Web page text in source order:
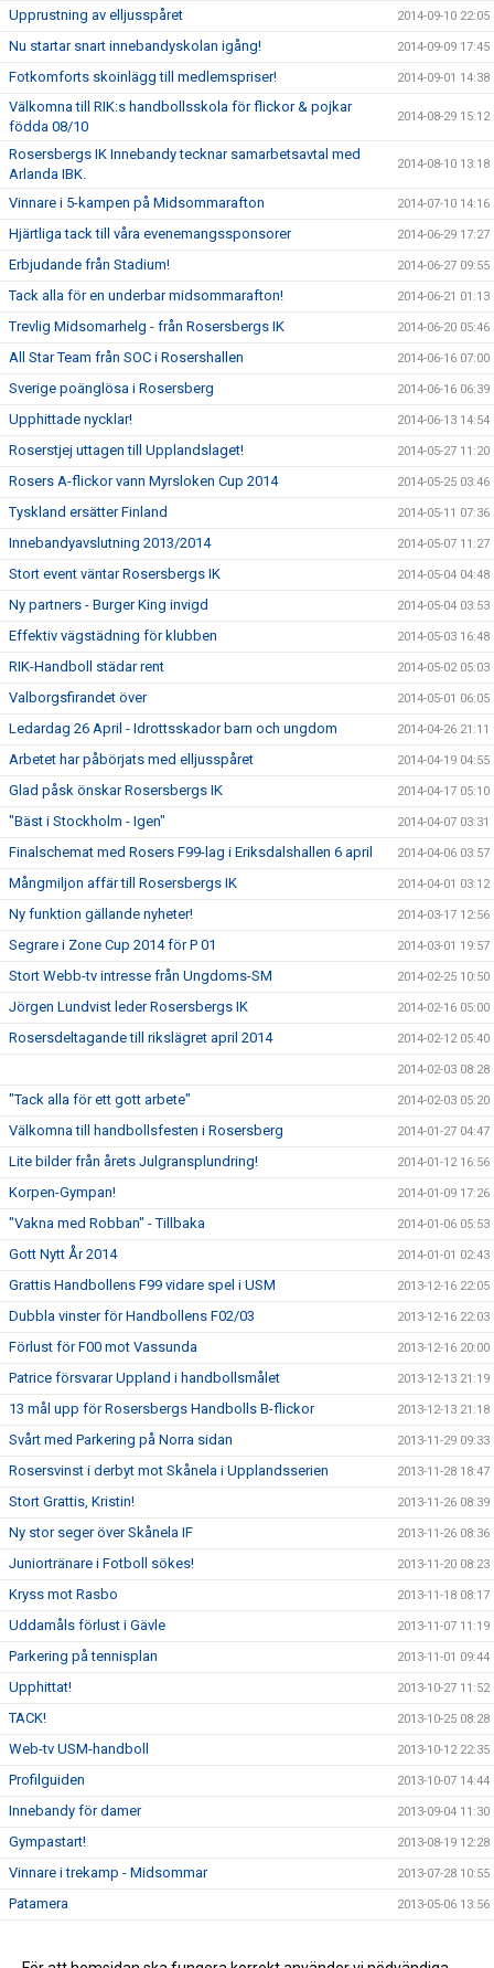
Upprustning av elljusspåret 2014-09-10 22:05
Nu startar snart innebandyskolan igång! 2014-09-09 17:45
Fotkomforts skoinlägg till medlemspriser! 2014-09-01 14:38
Välkomna till RIK:s handbollsskola för flickor & pojkar
födda 08/10
2014-08-29 15:12
Rosersbergs IK Innebandy tecknar samarbetsavtal med
Arlanda IBK.
2014-08-10 13:18
Vinnare i 5-kampen på Midsommarafton 2014-07-10 14:16
Hjärtliga tack till våra evenemangssponsorer 2014-06-29 17:27
Erbjudande från Stadium! 2014-06-27 09:55
Tack alla för en underbar midsommarafton! 2014-06-21 01:13
Trevlig Midsomarhelg - från Rosersbergs IK 2014-06-20 05:46
All Star Team från SOC i Rosershallen 2014-06-16 07:00
Sverige poänglösa i Rosersberg 2014-06-16 06:39
Upphittade nycklar! 2014-06-13 14:54
Roserstjej uttagen till Upplandslaget! 2014-05-27 11:20
Rosers A-flickor vann Myrsloken Cup 2014 2014-05-25 03:46
Tyskland ersätter Finland 2014-05-11 07:36
Innebandyavslutning 2013/2014 2014-05-07 11:27
Stort event väntar Rosersbergs IK 2014-05-04 04:48
Ny partners - Burger King invigd 2014-05-04 03:53
Effektiv vägstädning för klubben 2014-05-03 16:48
RIK-Handboll städar rent 2014-05-02 05:03
Valborgsfirandet över 2014-05-01 06:05
Ledardag 26 April - Idrottsskador barn och ungdom 2014-04-26 21:11
Arbetet har påbörjats med elljusspåret 2014-04-19 04:55
Glad påsk önskar Rosersbergs IK 2014-04-17 05:10
"Bäst i Stockholm - Igen" 2014-04-07 03:31
Finalschemat med Rosers F99-lag i Eriksdalshallen 6 april 2014-04-06 03:57
Mångmiljon affär till Rosersbergs IK 2014-04-01 03:12
Ny funktion gällande nyheter! 2014-03-17 12:56
Segrare i Zone Cup 2014 för P 01 2014-03-01 19:57
Stort Webb-tv intresse från Ungdoms-SM 2014-02-25 10:50
Jörgen Lundvist leder Rosersbergs IK 2014-02-16 05:00
Rosersdeltagande till rikslägret april 2014 2014-02-12 05:40
2014-02-03 08:28
"Tack alla för ett gott arbete" 2014-02-03 05:20
Välkomna till handbollsfesten i Rosersberg 2014-01-27 04:47
Lite bilder från årets Julgransplundring! 2014-01-12 16:56
Korpen-Gympan! 2014-01-09 17:26
"Vakna med Robban" - Tillbaka 2014-01-06 05:53
Gott Nytt År 2014 2014-01-01 02:43
Grattis Handbollens F99 vidare spel i USM 2013-12-16 22:05
Dubbla vinster för Handbollens F02/03 2013-12-16 22:03
Förlust för F00 mot Vassunda 2013-12-16 20:00
Patrice försvarar Uppland i handbollsmålet 2013-12-13 21:19
13 mål upp för Rosersbergs Handbolls B-flickor 2013-12-13 21:18
Svårt med Parkering på Norra sidan 2013-11-29 09:33
Rosersvinst i derbyt mot Skånela i Upplandsserien 2013-11-28 18:47
Stort Grattis, Kristin! 2013-11-26 08:39
Ny stor seger över Skånela IF 2013-11-26 08:36
Juniortränare i Fotboll sökes! 2013-11-20 08:23
Kryss mot Rasbo 2013-11-18 08:17
Uddamåls förlust i Gävle 2013-11-07 11:19
Parkering på tennisplan 2013-11-01 09:44
Upphittat! 2013-10-27 11:52
TACK! 2013-10-25 08:28
Web-tv USM-handboll 2013-10-12 22:35
Profilguiden 2013-10-07 14:44
Innebandy för damer 2013-09-04 11:30
Gympastart! 2013-08-19 12:28
Vinnare i trekamp - Midsommar 2013-07-28 10:55
Patamera 2013-05-06 13:56